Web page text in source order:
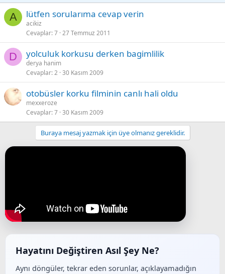
A lütfen sorularıma cevap verin
acikiz
Cevaplar 7 27 Temmuz 2011
D yolculuk korkusu derken bagimlilik
derya hanim
Cevaplar 2 30 Kasım 2009
otobüsler korku filminin canlı hali oldu
mexxeroze
Cevaplar 7 30 Kasım 2009
Buraya mesaj yazmak için üye olmanız gereklidir.
Hayatını Değiştiren Asıl Şey Ne?
Aynı döngüler, tekrar eden sorunlar, açıklayamadığın